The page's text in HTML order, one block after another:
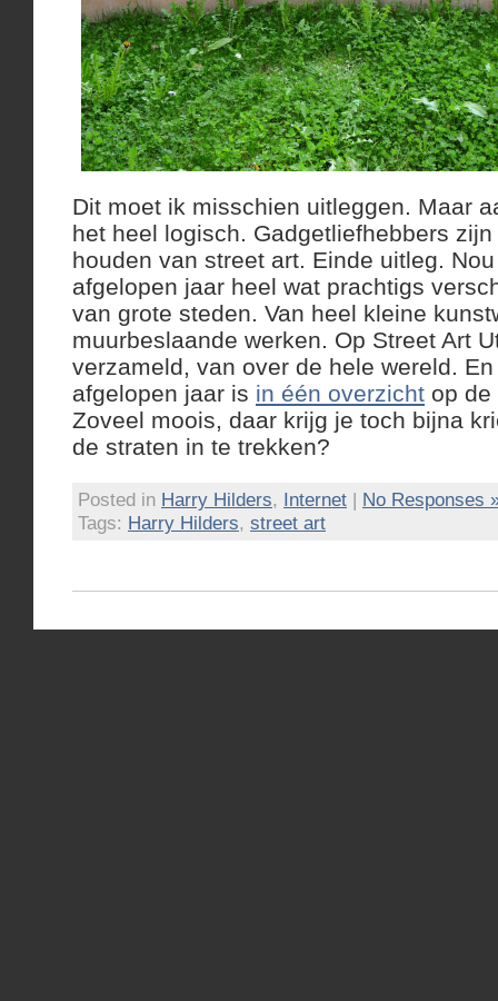
Dit moet ik misschien uitleggen. Maar
het heel logisch. Gadgetliefhebbers
houden van street art. Einde uitleg.
afgelopen jaar heel wat prachtigs
van grote steden. Van heel kleine
muurbeslaande werken. Op Street Art
verzameld, van over de hele wereld.
afgelopen jaar is in één overzicht op de
Zoveel moois, daar krijg je toch bijna
de straten in te trekken?
Posted in Harry Hilders, Internet | No Responses
Tags: Harry Hilders, street art